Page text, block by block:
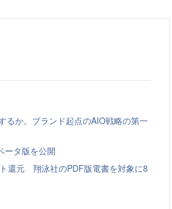
るか。ブランド起点のAIO戦略の第一
ータ版を公開
還元 翔泳社のPDF版電書を対象に8